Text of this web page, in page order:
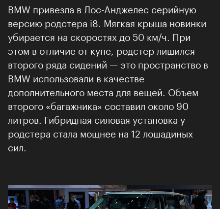
BMW привезла в Лос-Анджелес серийную
версию родстера i8. Мягкая крыша новинки
убирается на скоростях до 50 км/ч. При
этом в отличие от купе, родстер лишился
второго ряда сидений — это пространство в
BMW использовали в качестве
дополнительного места для вещей. Объем
второго «багажника» составил около 90
литров. Гибридная силовая установка у
родстера стала мощнее на 12 лошадиных
сил.